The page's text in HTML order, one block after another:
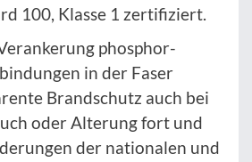
100, Klasse 1 zertifiziert.
phosphor-
in der Faser
Brandschutz auch bei
oder Alterung fort und
der nationalen und